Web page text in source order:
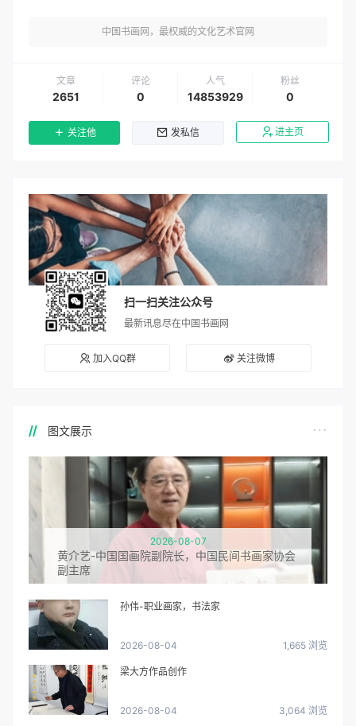
中国书画网，最权威的文化艺术官网
文章
2651
评论
0
人气
14853929
粉丝
0
关注他 发私信 进主页
扫一扫关注公众号
最新讯息尽在中国书画网
加入QQ群 关注微博
图文展示
2026-08-07
黄介艺-中国国画院副院长，中国民间书画家协会
副主席
孙伟-职业画家，书法家
2026-08-04 1,665 浏览
梁大方作品创作
2026-08-04 3,064 浏览